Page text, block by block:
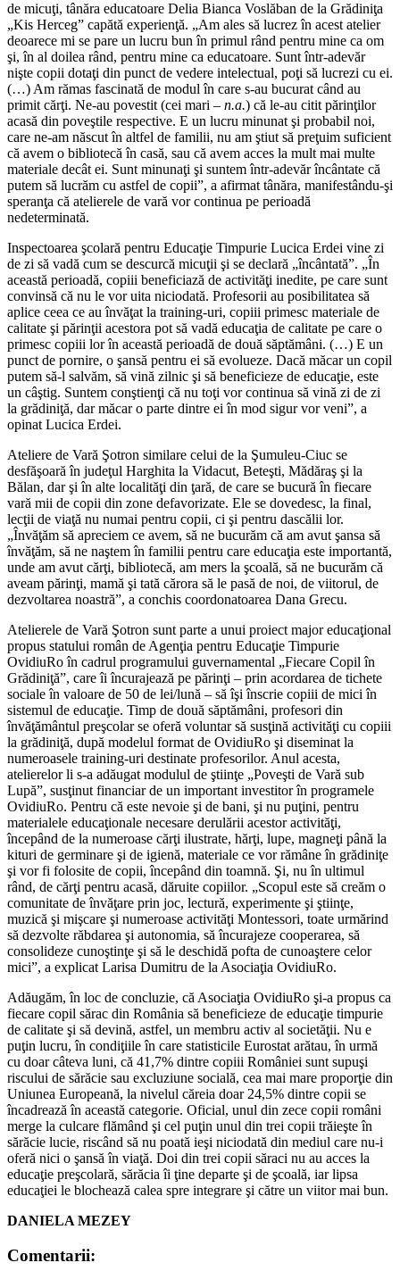
de micuţi, tânăra educatoare Delia Bianca Voslăban de la Grădiniţa
„Kis Herceg” capătă experienţă. „Am ales să lucrez în acest atelier
deoarece mi se pare un lucru bun în primul rând pentru mine ca om
şi, în al doilea rând, pentru mine ca educatoare. Sunt într-adevăr
nişte copii dotaţi din punct de vedere intelectual, poţi să lucrezi cu ei.
(…) Am rămas fascinată de modul în care s-au bucurat când au
primit cărţi. Ne-au povestit (cei mari – n.a.) că le-au citit părinţilor
acasă din poveştile respective. E un lucru minunat şi probabil noi,
care ne-am născut în altfel de familii, nu am ştiut să preţuim suficient
că avem o bibliotecă în casă, sau că avem acces la mult mai multe
materiale decât ei. Sunt minunaţi şi suntem într-adevăr încântate că
putem să lucrăm cu astfel de copii”, a afirmat tânăra, manifestându-şi
speranţa că atelierele de vară vor continua pe perioadă
nedeterminată.
Inspectoarea şcolară pentru Educaţie Timpurie Lucica Erdei vine zi
de zi să vadă cum se descurcă micuţii şi se declară „încântată”. „În
această perioadă, copiii beneficiază de activităţi inedite, pe care sunt
convinsă că nu le vor uita niciodată. Profesorii au posibilitatea să
aplice ceea ce au învăţat la training-uri, copiii primesc materiale de
calitate şi părinţii acestora pot să vadă educaţia de calitate pe care o
primesc copiii lor în această perioadă de două săptămâni. (…) E un
punct de pornire, o şansă pentru ei să evolueze. Dacă măcar un copil
putem să-l salvăm, să vină zilnic şi să beneficieze de educaţie, este
un câştig. Suntem conştienţi că nu toţi vor continua să vină zi de zi
la grădiniţă, dar măcar o parte dintre ei în mod sigur vor veni”, a
opinat Lucica Erdei.
Ateliere de Vară Şotron similare celui de la Şumuleu-Ciuc se
desfăşoară în judeţul Harghita la Vidacut, Beteşti, Mădăraş şi la
Bălan, dar şi în alte localităţi din ţară, de care se bucură în fiecare
vară mii de copii din zone defavorizate. Ele se dovedesc, la final,
lecţii de viaţă nu numai pentru copii, ci şi pentru dascălii lor.
„Învăţăm să apreciem ce avem, să ne bucurăm că am avut şansa să
învăţăm, să ne naştem în familii pentru care educaţia este importantă,
unde am avut cărţi, bibliotecă, am mers la şcoală, să ne bucurăm că
aveam părinţi, mamă şi tată cărora să le pasă de noi, de viitorul, de
dezvoltarea noastră”, a conchis coordonatoarea Dana Grecu.
Atelierele de Vară Şotron sunt parte a unui proiect major educaţional
propus statului român de Agenţia pentru Educaţie Timpurie
OvidiuRo în cadrul programului guvernamental „Fiecare Copil în
Grădiniţă”, care îi încurajează pe părinţi – prin acordarea de tichete
sociale în valoare de 50 de lei/lună – să îşi înscrie copiii de mici în
sistemul de educaţie. Timp de două săptămâni, profesori din
învăţământul preşcolar se oferă voluntar să susţină activităţi cu copiii
la grădiniţă, după modelul format de OvidiuRo şi diseminat la
numeroasele training-uri destinate profesorilor. Anul acesta,
atelierelor li s-a adăugat modulul de ştiinţe „Poveşti de Vară sub
Lupă”, susţinut financiar de un important investitor în programele
OvidiuRo. Pentru că este nevoie şi de bani, şi nu puţini, pentru
materialele educaţionale necesare derulării acestor activităţi,
începând de la numeroase cărţi ilustrate, hărţi, lupe, magneţi până la
kituri de germinare şi de igienă, materiale ce vor rămâne în grădiniţe
şi vor fi folosite de copii, începând din toamnă. Şi, nu în ultimul
rând, de cărţi pentru acasă, dăruite copiilor. „Scopul este să creăm o
comunitate de învăţare prin joc, lectură, experimente şi ştiinţe,
muzică şi mişcare şi numeroase activităţi Montessori, toate urmărind
să dezvolte răbdarea şi autonomia, să încurajeze cooperarea, să
consolideze cunoştinţe şi să le deschidă pofta de cunoaştere celor
mici”, a explicat Larisa Dumitru de la Asociaţia OvidiuRo.
Adăugăm, în loc de concluzie, că Asociaţia OvidiuRo şi-a propus ca
fiecare copil sărac din România să beneficieze de educaţie timpurie
de calitate şi să devină, astfel, un membru activ al societăţii. Nu e
puţin lucru, în condiţiile în care statisticile Eurostat arătau, în urmă
cu doar câteva luni, că 41,7% dintre copiii României sunt supuşi
riscului de sărăcie sau excluziune socială, cea mai mare proporţie din
Uniunea Europeană, la nivelul căreia doar 24,5% dintre copii se
încadrează în această categorie. Oficial, unul din zece copii români
merge la culcare flămând şi cel puţin unul din trei copii trăieşte în
sărăcie lucie, riscând să nu poată ieşi niciodată din mediul care nu-i
oferă nici o şansă în viaţă. Doi din trei copii săraci nu au acces la
educaţie preşcolară, sărăcia îi ţine departe şi de şcoală, iar lipsa
educaţiei le blochează calea spre integrare şi către un viitor mai bun.
DANIELA MEZEY
Comentarii: